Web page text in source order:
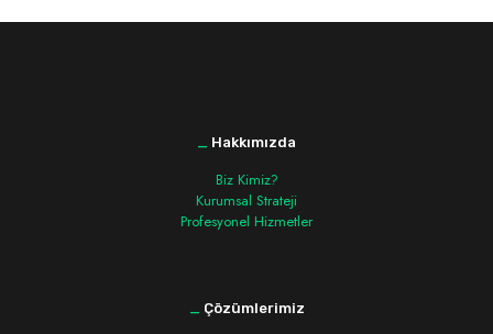
_ Hakkımızda
Biz Kimiz?
Kurumsal Strateji
Profesyonel Hizmetler
_ Çözümlerimiz